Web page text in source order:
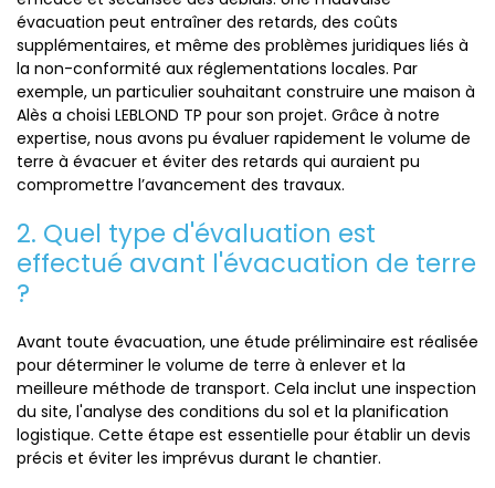
évacuation peut entraîner des retards, des coûts
supplémentaires, et même des problèmes juridiques liés à
la non-conformité aux réglementations locales. Par
exemple, un particulier souhaitant construire une maison à
Alès a choisi LEBLOND TP pour son projet. Grâce à notre
expertise, nous avons pu évaluer rapidement le volume de
terre à évacuer et éviter des retards qui auraient pu
compromettre l’avancement des travaux.
2. Quel type d'évaluation est
effectué avant l'évacuation de terre
?
Avant toute évacuation, une étude préliminaire est réalisée
pour déterminer le volume de terre à enlever et la
meilleure méthode de transport. Cela inclut une inspection
du site, l'analyse des conditions du sol et la planification
logistique. Cette étape est essentielle pour établir un devis
précis et éviter les imprévus durant le chantier.